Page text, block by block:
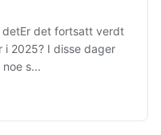
det fortsatt verdt
i 2025? I disse dager
s...